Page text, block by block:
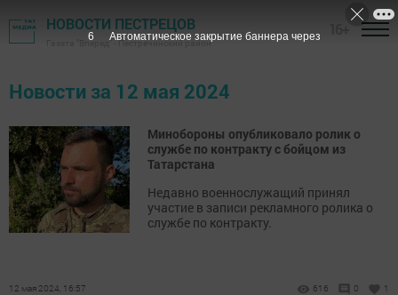
НОВОСТИ ПЕСТРЕЦОВ
Газета "Вперед" - Пестречинский район
Новости за 12 мая 2024
Минобороны опубликовало ролик о
службе по контракту с бойцом из
Татарстана
Недавно военнослужащий принял
участие в записи рекламного ролика о
службе по контракту.
12 мая 2024, 16:57 616 0 1
6 Автоматическое закрытие баннера через